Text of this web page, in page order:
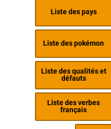
Liste des pays
Liste des pokémon
Liste des qualités et
défauts
Liste des verbes
français